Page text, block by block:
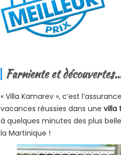
Farniente et
« Villa Kamarev », c’est
vacances réussies dans une villa
à quelques minutes des plus
la Martinique !